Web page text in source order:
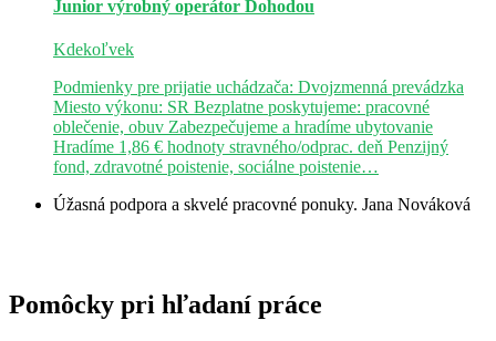
Junior výrobný operátor Dohodou
Kdekoľvek
Podmienky pre prijatie uchádzača: Dvojzmenná prevádzka
Miesto výkonu: SR Bezplatne poskytujeme: pracovné
oblečenie, obuv Zabezpečujeme a hradíme ubytovanie
Hradíme 1,86 € hodnoty stravného/odprac. deň Penzijný
fond, zdravotné poistenie, sociálne poistenie…
Úžasná podpora a skvelé pracovné ponuky. Jana Nováková
Pomôcky pri hľadaní práce